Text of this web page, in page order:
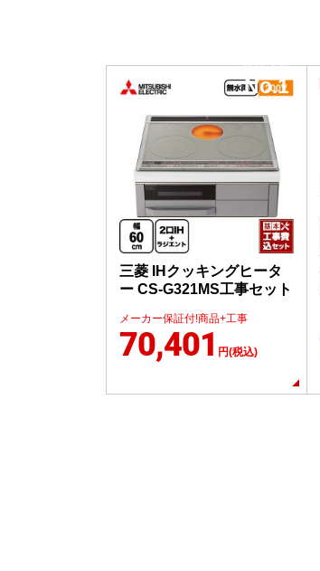
当店人気
No.1
三菱 IHクッキングヒータ
ー CS-G321MS工事セット
メーカー保証付!商品+工事
70,401 円(税込)